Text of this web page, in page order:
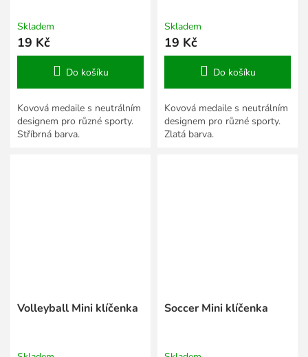
Skladem
19 Kč
Do košíku
Kovová medaile s neutrálním
designem pro různé sporty.
Stříbrná barva.
Skladem
19 Kč
Do košíku
Kovová medaile s neutrálním
designem pro různé sporty.
Zlatá barva.
Volleyball Mini klíčenka Soccer Mini klíčenka